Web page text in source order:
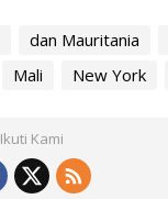
dan Mauritania
Mali New York
Ikuti Kami